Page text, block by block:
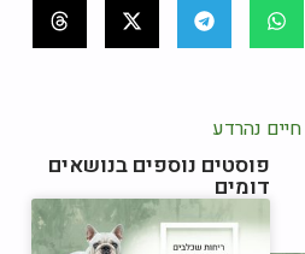
חיים נהרדע
פוסטים נוספים בנושאים
דומים